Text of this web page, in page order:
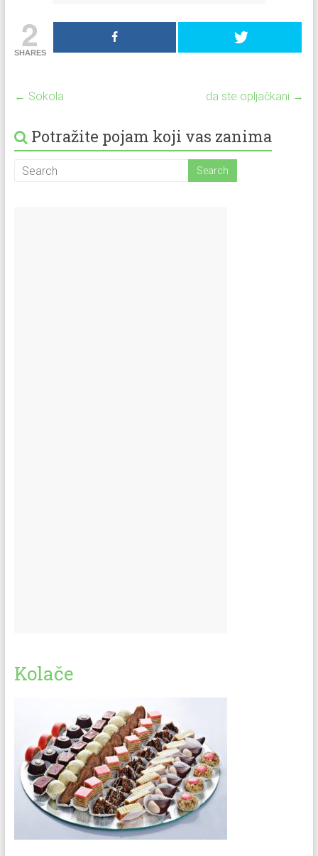
2
SHARES
← Sokola da ste opljačkani →
Potražite pojam koji vas zanima
Kolače